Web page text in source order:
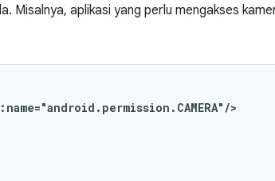
Misalnya, aplikasi yang perlu mengakses
>